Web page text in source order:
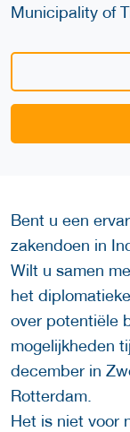
Municipality of
Bent u een
zakendoen in
Wilt u samen
het
over potentiële
mogelijkheden
december in
Rotterdam.
Het is niet voor